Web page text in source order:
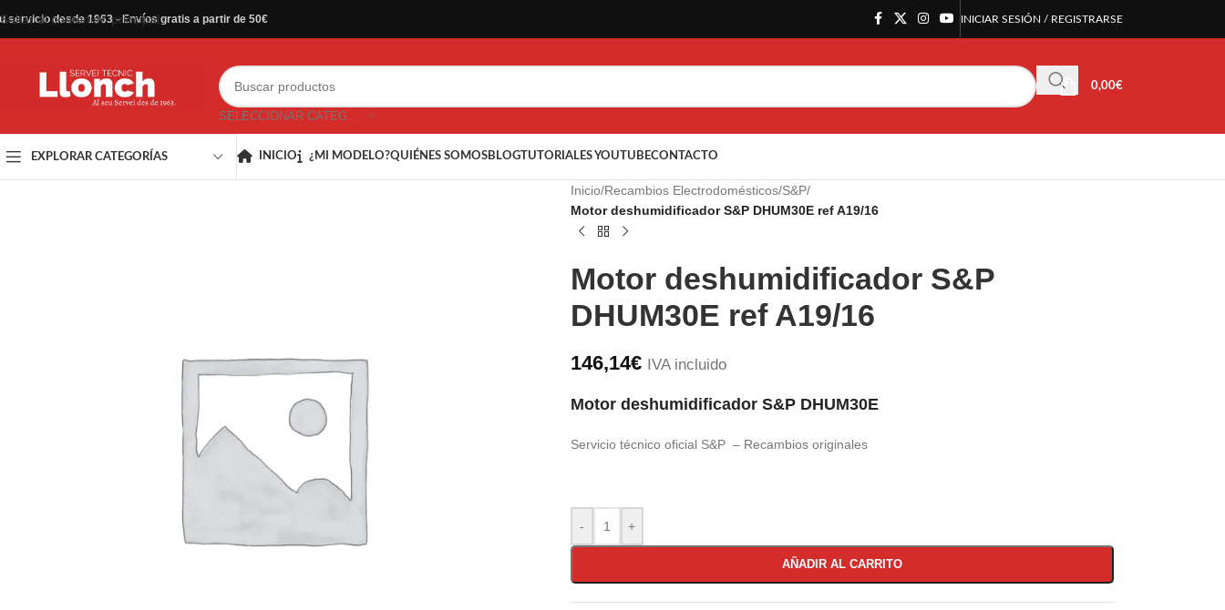
Saltar al contenido principal
servicio desde 1963 - Envíos gratis a partir de 50€ INICIAR SESIÓN / REGISTRARSE
0,00€
EXPLORAR CATEGORÍAS INICIO ¿MI MODELO?QUIÉNES SOMOSBLOGTUTORIALES YOUTUBECONTACTO
Inicio/Recambios Electrodomésticos/S&P/
Motor deshumidificador S&P DHUM30E ref A19/16
Motor deshumidificador S&P
DHUM30E ref A19/16
146,14€ IVA incluido
Motor deshumidificador S&P DHUM30E
Servicio técnico oficial S&P – Recambios originales
- +
AÑADIR AL CARRITO